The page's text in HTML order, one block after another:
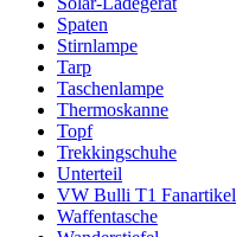
Spaten
Stirnlampe
Tarp
Taschenlampe
Thermoskanne
Topf
Trekkingschuhe
Unterteil
VW Bulli T1 Fanartikel
Waffentasche